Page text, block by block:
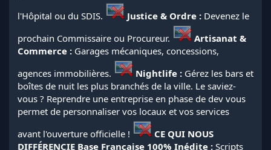
l'Hôpital ou du SDIS.
Justice & Ordre : Devenez le
prochain Commissaire ou Procureur.
Artisanat &
Commerce : Garages mécaniques, concessions,
agences immobilières.
Nightlife : Gérez les bars et
boîtes de nuit les plus branchés de la ville. Le saviez-
vous ? Reprendre une entreprise en phase de dev vous
permet de personnaliser vos locaux et vos services
avant l'ouverture officielle !
CE QUI NOUS
DIFFÉRENCIE Base Française 100% Inédite : Scripts